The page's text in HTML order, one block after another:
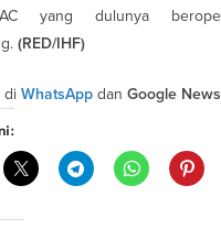
yang dulunya
(RED/IHF)
di WhatsAppdan Google News